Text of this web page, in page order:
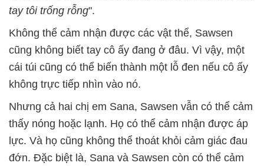
tay tôi trống rỗng".
Không thể cảm nhận được các vật thể, Sawsen
cũng không biết tay cô ấy đang ở đâu. Vì vậy, một
cái túi cũng có thể biến thành một lỗ đen nếu cô ấy
không trực tiếp nhìn vào nó.
Nhưng cả hai chị em Sana, Sawsen vẫn có thể cảm
thấy nóng hoặc lạnh. Họ có thể cảm nhận được áp
lực. Và họ cũng không thể thoát khỏi cảm giác đau
đớn. Đặc biệt là, Sana và Sawsen còn có thể cảm